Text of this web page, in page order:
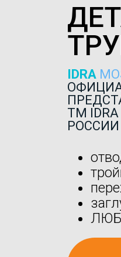
IDRA
ТМ IDRA
РОССИИ